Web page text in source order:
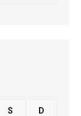
S D